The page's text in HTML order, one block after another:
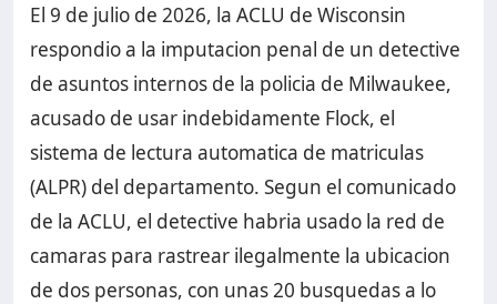
El 9 de julio de 2026, la ACLU de Wisconsin
respondio a la imputacion penal de un detective
de asuntos internos de la policia de Milwaukee,
acusado de usar indebidamente Flock, el
sistema de lectura automatica de matriculas
(ALPR) del departamento. Segun el comunicado
de la ACLU, el detective habria usado la red de
camaras para rastrear ilegalmente la ubicacion
de dos personas, con unas 20 busquedas a lo